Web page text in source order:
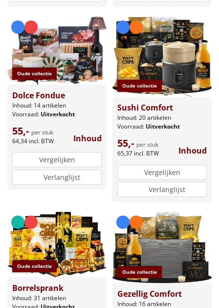
Oude collectie
Dolce Fondue
Inhoud: 14 artikelen
Voorraad: Uitverkocht
55,- per stuk
64,34 incl. BTW Inhoud
Vergelijken
Verlanglijst
Oude collectie
Sushi Comfort
Inhoud: 20 artikelen
Voorraad: Uitverkocht
55,- per stuk
65,37 incl. BTW Inhoud
Vergelijken
Verlanglijst
Oude collectie
Borrelsprank
Inhoud: 31 artikelen
Oude collectie
Gezellig Comfort
Inhoud: 16 artikelen